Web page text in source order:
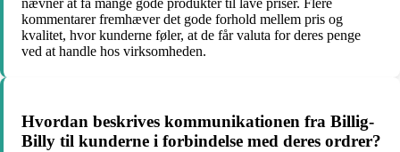
nævner at få mange gode produkter til lave priser. Flere
kommentarer fremhæver det gode forhold mellem pris og
kvalitet, hvor kunderne føler, at de får valuta for deres penge
ved at handle hos virksomheden.
Hvordan beskrives kommunikationen fra Billig-
Billy til kunderne i forbindelse med deres ordrer?